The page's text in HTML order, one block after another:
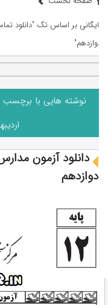
دوازدهم"
اردیبهشت
دوازدهم